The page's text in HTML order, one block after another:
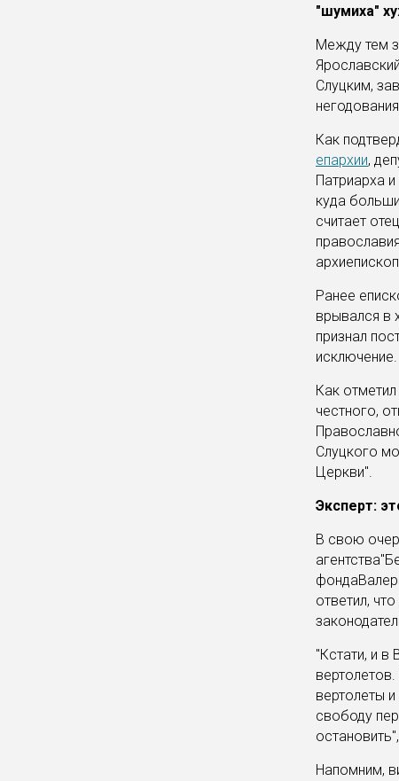
"шумиха"
Между тем
Слуцким,
Как
епархии,
Патриарха
куда
считает
Ранее
врывался в
признал
исключение.
Как
честного,
Слуцкого
Церкви".
Эксперт:
В свою
ответил,
"Кстати, и в
вертолеты
свободу
Напомним,